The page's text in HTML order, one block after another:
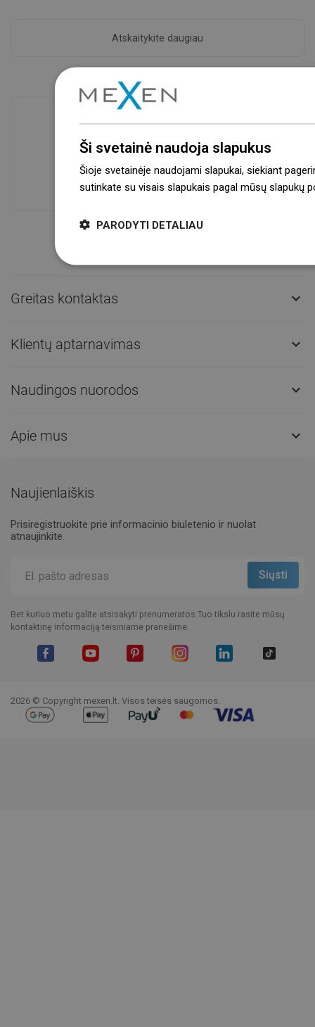
Atskaitykite daugiau
Prekių prieinamumas
Mūsų produktai jūsų laukia moderniame
sandėlyje.Visada pasirengusi išsiųsti!
Greitas kontaktas 
Klientų aptarnavimas 
Naudingos nuorodos 
Apie mus 
Naujienlaiškis
Prisiregistruokite prie informacinio biuletenio ir nuolat
atnaujinkite.
Bet kuriuo metu galite atsisakyti prenumeratos.Tuo tikslu rasite mūsų
kontaktinę informaciją teisiniame pranešime.
2026 © Copyright mexen.lt. Visos teisės saugomos.
Ši svetainė naudoja slapukus
Šioje svetainėje naudojami slapukai, siekiant
sutinkate su visais slapukais pagal mūsų slapukų
PARODYTI DETALIAU